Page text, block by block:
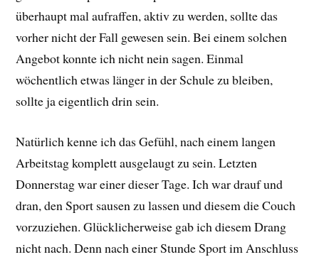
überhaupt mal aufraffen, aktiv zu werden, sollte das
vorher nicht der Fall gewesen sein. Bei einem solchen
Angebot konnte ich nicht nein sagen. Einmal
wöchentlich etwas länger in der Schule zu bleiben,
sollte ja eigentlich drin sein.
Natürlich kenne ich das Gefühl, nach einem langen
Arbeitstag komplett ausgelaugt zu sein. Letzten
Donnerstag war einer dieser Tage. Ich war drauf und
dran, den Sport sausen zu lassen und diesem die Couch
vorzuziehen. Glücklicherweise gab ich diesem Drang
nicht nach. Denn nach einer Stunde Sport im Anschluss